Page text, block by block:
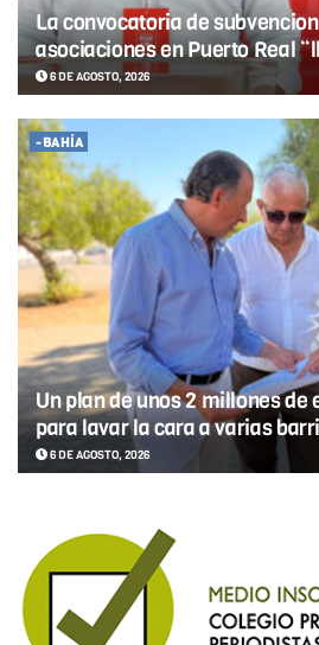
La convocatoria de
asociaciones en Puerto Real
6 DE AGOSTO, 2026
-BAHÍA
Un plan de unos 2 millones de
para lavar la cara a varias
6 DE AGOSTO, 2026